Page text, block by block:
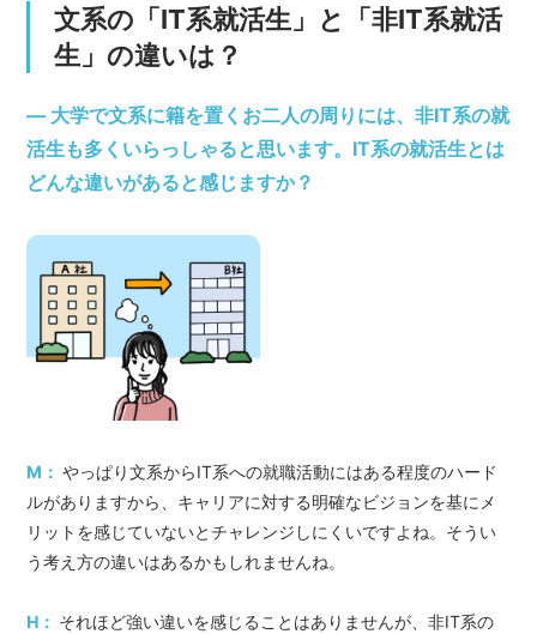
文系の「IT系就活生」と「非IT系就活
生」の違いは？
― 大学で文系に籍を置くお二人の周りには、非IT系の就
活生も多くいらっしゃると思います。IT系の就活生とは
どんな違いがあると感じますか？
M：やっぱり文系からIT系への就職活動にはある程度のハード
ルがありますから、キャリアに対する明確なビジョンを基にメ
リットを感じていないとチャレンジしにくいですよね。そうい
う考え方の違いはあるかもしれませんね。
H： それほど強い違いを感じることはありませんが、非IT系の